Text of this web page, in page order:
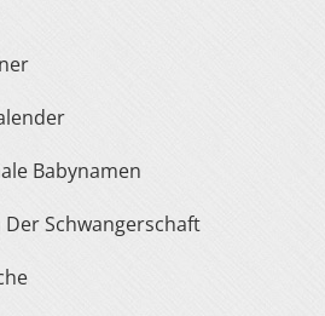
Babynamen
Der Schwangerschaft